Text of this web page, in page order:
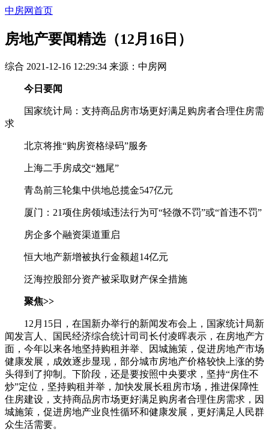
中房网首页
房地产要闻精选（12月16日）
综合 2021-12-16 12:29:34 来源： 中房网
今日要闻
国家统计局：支持商品房市场更好满足购房者合理住房需
求
北京将推“购房资格绿码”服务
上海二手房成交“翘尾”
青岛前三轮集中供地总揽金547亿元
厦门：21项住房领域违法行为可“轻微不罚”或“首违不罚”
房企多个融资渠道重启
恒大地产新增被执行金额超14亿元
泛海控股部分资产被采取财产保全措施
聚焦>>
12月15日，在国新办举行的新闻发布会上，国家统计局新
闻发言人、国民经济综合统计司司长付凌晖表示，在房地产方
面，今年以来各地坚持购租并举、因城施策，促进房地产市场
健康发展，成效逐步显现，部分城市房地产价格较快上涨的势
头得到了抑制。下阶段，还是要按照中央要求，坚持“房住不
炒”定位，坚持购租并举，加快发展长租房市场，推进保障性
住房建设，支持商品房市场更好满足购房者合理住房需求，因
城施策，促进房地产业良性循环和健康发展，更好满足人民群
众生活需要。